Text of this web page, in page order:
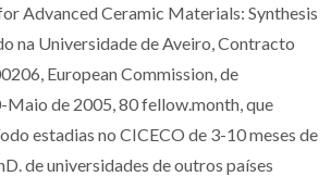
Advanced Ceramic Materials: Synthesis
na Universidade de Aveiro, Contracto
European Commission, de
de 2005, 80 fellow.month, que
estadias no CICECO de 3-10 meses de
de universidades de outros países